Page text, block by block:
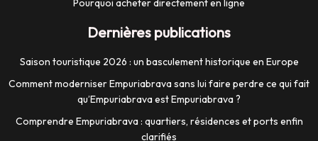
Pourquoi acheter directement en ligne
Dernières publications
Saison touristique 2026 : un basculement historique en Europe
Comment moderniser Empuriabrava sans lui faire perdre ce qui fait
qu’Empuriabrava est Empuriabrava ?
Comprendre Empuriabrava : quartiers, résidences et ports enfin
clarifiés